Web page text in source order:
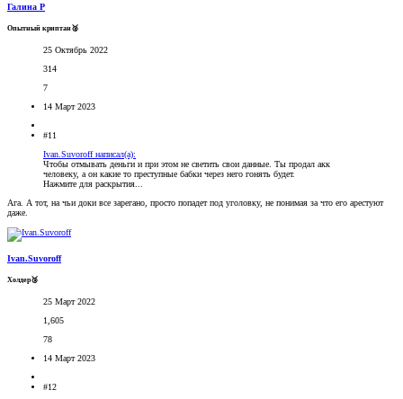
Галина Р
Опытный криптан🥈
25 Октябрь 2022
314
7
14 Март 2023
#11
Ivan.Suvoroff написал(а):
Чтобы отмывать деньги и при этом не светить свои данные. Ты продал акк
человеку, а он какие то преступные бабки через него гонять будет.
Нажмите для раскрытия...
Ага. А тот, на чьи доки все зарегано, просто попадет под уголовку, не понимая за что его арестуют
даже.
Ivan.Suvoroff
Холдер🥉
25 Март 2022
1,605
78
14 Март 2023
#12